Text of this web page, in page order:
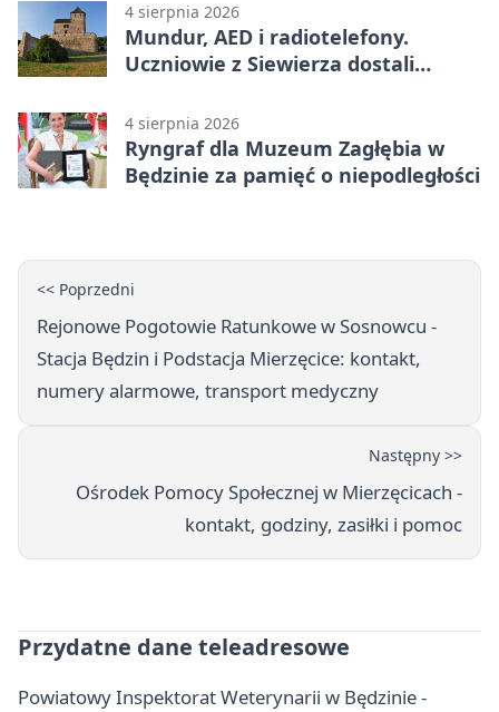
4 sierpnia 2026
Mundur, AED i radiotelefony.
Uczniowie z Siewierza dostali
4 sierpnia 2026
Ryngraf dla Muzeum Zagłębia w
Będzinie za pamięć o niepodległości
<< Poprzedni
Rejonowe Pogotowie Ratunkowe w Sosnowcu -
Stacja Będzin i Podstacja Mierzęcice: kontakt,
numery alarmowe, transport medyczny
Następny >>
Ośrodek Pomocy Społecznej w Mierzęcicach -
kontakt, godziny, zasiłki i pomoc
Przydatne dane teleadresowe
Powiatowy Inspektorat Weterynarii w Będzinie -